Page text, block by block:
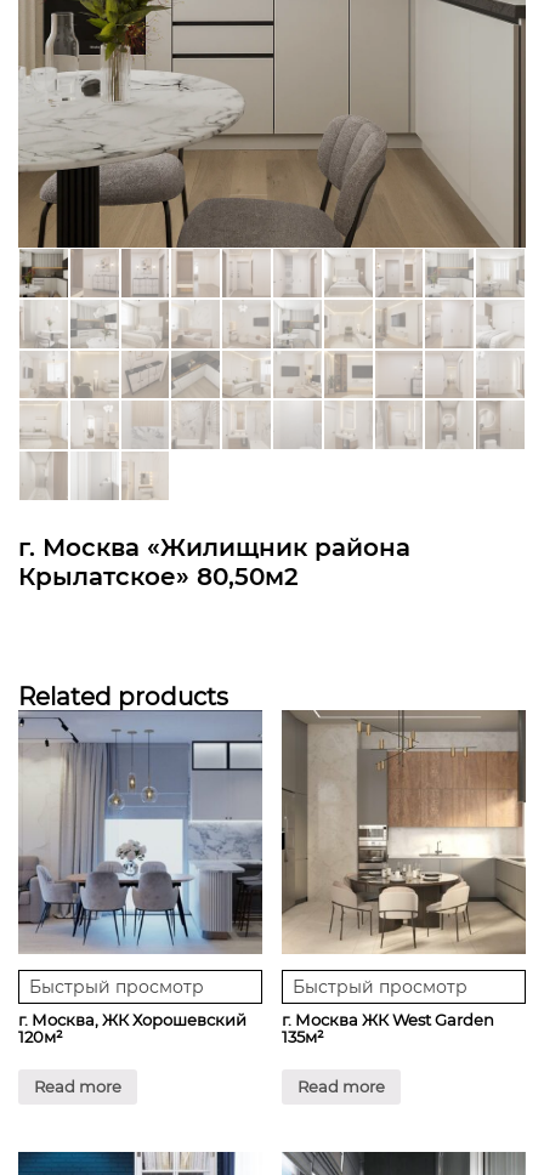
г. Москва «Жилищник района
Крылатское» 80,50м2
Related products
Быстрый просмотр
г. Москва, ЖК Хорошевский
120м²
Read more
Быстрый просмотр
г. Москва ЖК West Garden
135м²
Read more